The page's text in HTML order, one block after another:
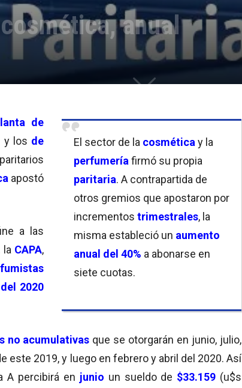
anual
El sector de la cosmética y la
perfumería firmó su propia
paritaria. A contrapartida de
otros gremios que apostaron por
incrementos trimestrales, la
misma estableció un aumento
anual del 40% a abonarse en
siete cuotas.
de
y los de
apostó
a las
la CAPA,
2020
no acumulativas que se otorgarán en junio, julio,
este 2019, y luego en febrero y abril del 2020. Así
A percibirá en junio un sueldo de $33.159 (u$s